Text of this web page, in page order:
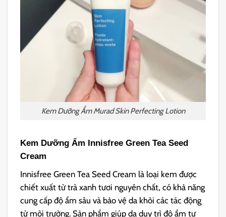
Kem Dưỡng Ẩm Murad Skin Perfecting Lotion
Kem Dưỡng Ẩm Innisfree Green Tea Seed
Cream
Innisfree Green Tea Seed Cream là loại kem được
chiết xuất từ trà xanh tươi nguyên chất, có khả năng
cung cấp độ ẩm sâu và bảo vệ da khỏi các tác động
từ môi trường. Sản phẩm giúp da duy trì độ ẩm tự